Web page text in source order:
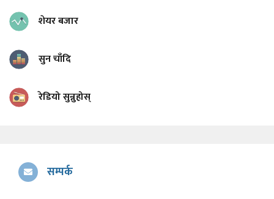
शेयर बजार
सुन चाँदि
रेडियो सुन्नुहोस्
सम्पर्क